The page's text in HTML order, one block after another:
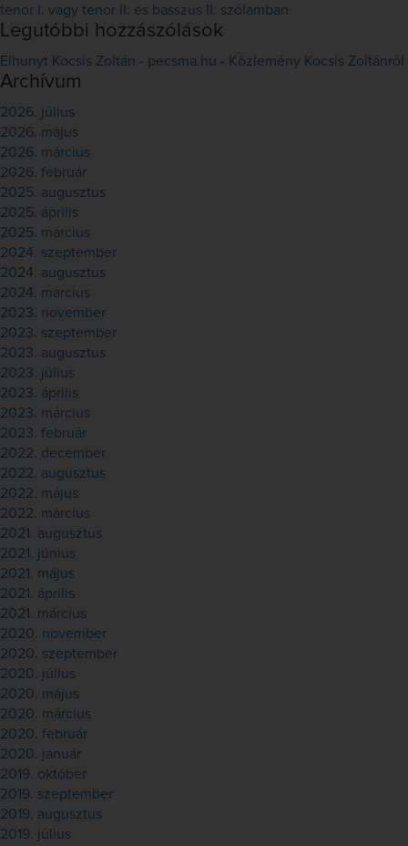
tenor I. vagy tenor II. és basszus II. szólamban
Legutóbbi hozzászólások
Elhunyt Kocsis Zoltán - pecsma.hu - Közlemény Kocsis Zoltánról
Archívum
2026. július
2026. május
2026. március
2026. február
2025. augusztus
2025. április
2025. március
2024. szeptember
2024. augusztus
2024. március
2023. november
2023. szeptember
2023. augusztus
2023. július
2023. április
2023. március
2023. február
2022. december
2022. augusztus
2022. május
2022. március
2021. augusztus
2021. június
2021. május
2021. április
2021. március
2020. november
2020. szeptember
2020. július
2020. május
2020. március
2020. február
2020. január
2019. október
2019. szeptember
2019. augusztus
2019. július